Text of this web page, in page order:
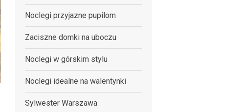
Noclegi przyjazne pupilom
Zaciszne domki na uboczu
Noclegi w górskim stylu
Noclegi idealne na walentynki
Sylwester Warszawa